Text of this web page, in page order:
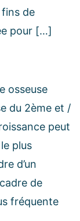
de
pour […]
osseuse
du 2ème et /
peut
plus
d’un
de
fréquente